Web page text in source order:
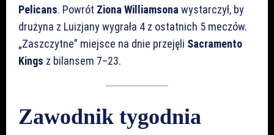
Pelicans. Powrót Ziona Williamsonawystarczył, by
drużyna z Luizjany wygrała 4 z ostatnich 5 meczów.
„Zaszczytne” miejsce na dnie przejęli Sacramento
Kings z bilansem 7–23.
Zawodnik tygodnia